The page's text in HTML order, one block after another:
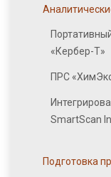
«Кербер-Т»
ПРС
SmartScan
Подготовка